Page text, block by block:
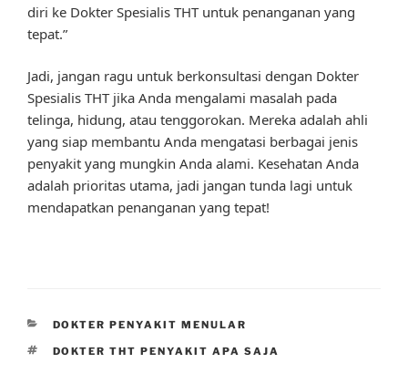
diri ke Dokter Spesialis THT untuk penanganan yang
tepat.”
Jadi, jangan ragu untuk berkonsultasi dengan Dokter
Spesialis THT jika Anda mengalami masalah pada
telinga, hidung, atau tenggorokan. Mereka adalah ahli
yang siap membantu Anda mengatasi berbagai jenis
penyakit yang mungkin Anda alami. Kesehatan Anda
adalah prioritas utama, jadi jangan tunda lagi untuk
mendapatkan penanganan yang tepat!
CATEGORIES
DOKTER PENYAKIT MENULAR
TAGS
DOKTER THT PENYAKIT APA SAJA